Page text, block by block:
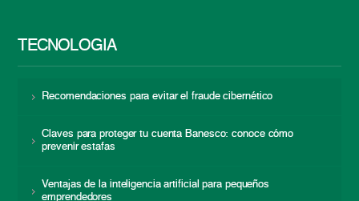
TECNOLOGÍA
Recomendaciones para evitar el fraude cibernético
Claves para proteger tu cuenta Banesco: conoce cómo
prevenir estafas
Ventajas de la inteligencia artificial para pequeños
emprendedores